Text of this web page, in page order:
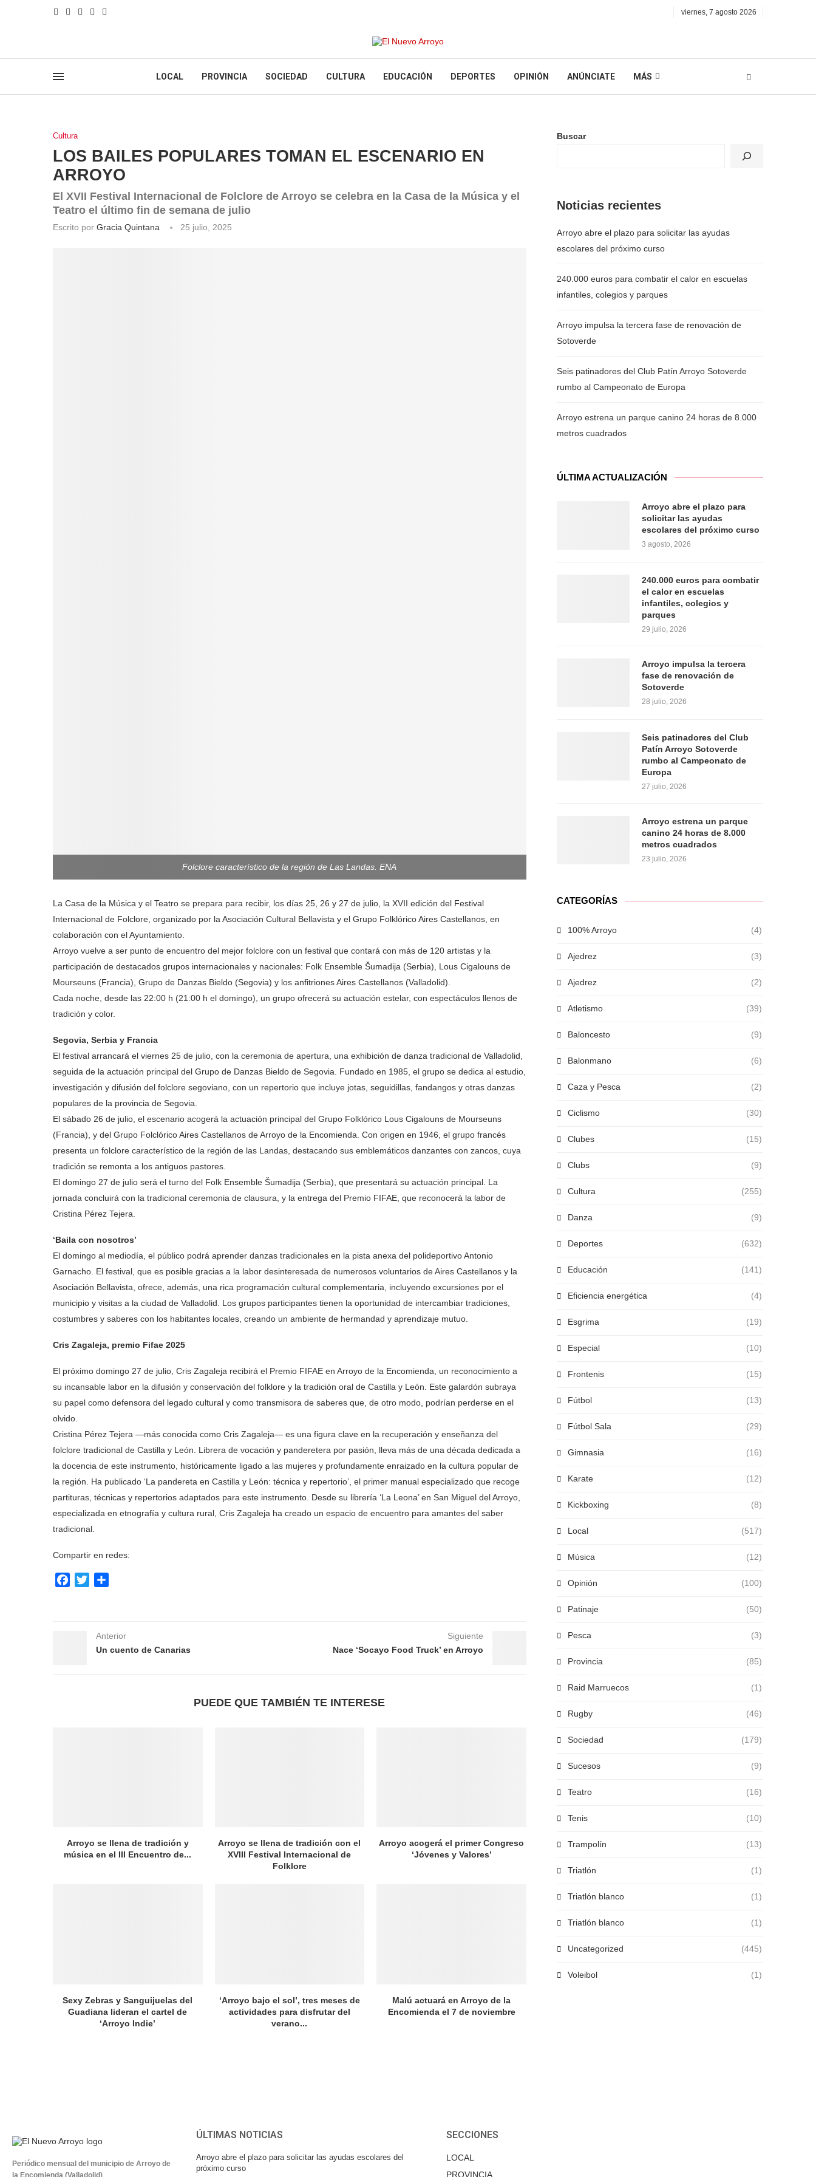
viernes, 7 agosto 2026
LOCAL PROVINCIA SOCIEDAD CULTURA EDUCACIÓN DEPORTES OPINIÓN ANÚNCIATE MÁS
Cultura
LOS BAILES POPULARES TOMAN EL ESCENARIO EN
ARROYO
El XVII Festival Internacional de Folclore de Arroyo se celebra en la Casa de la Música y el
Teatro el último fin de semana de julio
Escrito por Gracia Quintana 25 julio, 2025
Folclore característico de la región de Las Landas. ENA
La Casa de la Música y el Teatro se prepara para recibir, los días 25, 26 y 27 de julio, la XVII edición del Festival
Internacional de Folclore, organizado por la Asociación Cultural Bellavista y el Grupo Folklórico Aires Castellanos, en
colaboración con el Ayuntamiento.
Arroyo vuelve a ser punto de encuentro del mejor folclore con un festival que contará con más de 120 artistas y la
participación de destacados grupos internacionales y nacionales: Folk Ensemble Šumadija (Serbia), Lous Cigalouns de
Mourseuns (Francia), Grupo de Danzas Bieldo (Segovia) y los anfitriones Aires Castellanos (Valladolid).
Cada noche, desde las 22:00 h (21:00 h el domingo), un grupo ofrecerá su actuación estelar, con espectáculos llenos de
tradición y color.
Segovia, Serbia y Francia
El festival arrancará el viernes 25 de julio, con la ceremonia de apertura, una exhibición de danza tradicional de Valladolid,
seguida de la actuación principal del Grupo de Danzas Bieldo de Segovia. Fundado en 1985, el grupo se dedica al estudio,
investigación y difusión del folclore segoviano, con un repertorio que incluye jotas, seguidillas, fandangos y otras danzas
populares de la provincia de Segovia.
El sábado 26 de julio, el escenario acogerá la actuación principal del Grupo Folklórico Lous Cigalouns de Mourseuns
(Francia), y del Grupo Folclórico Aires Castellanos de Arroyo de la Encomienda. Con origen en 1946, el grupo francés
presenta un folclore característico de la región de las Landas, destacando sus emblemáticos danzantes con zancos, cuya
tradición se remonta a los antiguos pastores.
El domingo 27 de julio será el turno del Folk Ensemble Šumadija (Serbia), que presentará su actuación principal. La
jornada concluirá con la tradicional ceremonia de clausura, y la entrega del Premio FIFAE, que reconocerá la labor de
Cristina Pérez Tejera.
‘Baila con nosotros’
El domingo al mediodía, el público podrá aprender danzas tradicionales en la pista anexa del polideportivo Antonio
Garnacho. El festival, que es posible gracias a la labor desinteresada de numerosos voluntarios de Aires Castellanos y la
Asociación Bellavista, ofrece, además, una rica programación cultural complementaria, incluyendo excursiones por el
municipio y visitas a la ciudad de Valladolid. Los grupos participantes tienen la oportunidad de intercambiar tradiciones,
costumbres y saberes con los habitantes locales, creando un ambiente de hermandad y aprendizaje mutuo.
Cris Zagaleja, premio Fifae 2025
El próximo domingo 27 de julio, Cris Zagaleja recibirá el Premio FIFAE en Arroyo de la Encomienda, un reconocimiento a
su incansable labor en la difusión y conservación del folklore y la tradición oral de Castilla y León. Este galardón subraya
su papel como defensora del legado cultural y como transmisora de saberes que, de otro modo, podrían perderse en el
olvido.
Cristina Pérez Tejera —más conocida como Cris Zagaleja— es una figura clave en la recuperación y enseñanza del
folclore tradicional de Castilla y León. Librera de vocación y panderetera por pasión, lleva más de una década dedicada a
la docencia de este instrumento, históricamente ligado a las mujeres y profundamente enraizado en la cultura popular de
la región. Ha publicado ‘La pandereta en Castilla y León: técnica y repertorio’, el primer manual especializado que recoge
partituras, técnicas y repertorios adaptados para este instrumento. Desde su librería ‘La Leona’ en San Miguel del Arroyo,
especializada en etnografía y cultura rural, Cris Zagaleja ha creado un espacio de encuentro para amantes del saber
tradicional.
Compartir en redes:
Facebook
Twitter
Anterior
Un cuento de Canarias
Siguiente
Nace ‘Socayo Food Truck’ en Arroyo
PUEDE QUE TAMBIÉN TE INTERESE
Arroyo se llena de tradición y
música en el III Encuentro de...
Arroyo se llena de tradición con el
XVIII Festival Internacional de
Folklore
Arroyo acogerá el primer Congreso
‘Jóvenes y Valores’
Sexy Zebras y Sanguijuelas del
Guadiana lideran el cartel de
‘Arroyo Indie’
‘Arroyo bajo el sol’, tres meses de
actividades para disfrutar del
verano...
Malú actuará en Arroyo de la
Encomienda el 7 de noviembre
Buscar
Noticias recientes
Arroyo abre el plazo para solicitar las ayudas
escolares del próximo curso
240.000 euros para combatir el calor en escuelas
infantiles, colegios y parques
Arroyo impulsa la tercera fase de renovación de
Sotoverde
Seis patinadores del Club Patín Arroyo Sotoverde
rumbo al Campeonato de Europa
Arroyo estrena un parque canino 24 horas de 8.000
metros cuadrados
ÚLTIMA ACTUALIZACIÓN
Arroyo abre el plazo para
solicitar las ayudas
escolares del próximo curso
3 agosto, 2026
240.000 euros para combatir
el calor en escuelas
infantiles, colegios y
parques
29 julio, 2026
Arroyo impulsa la tercera
fase de renovación de
Sotoverde
28 julio, 2026
Seis patinadores del Club
Patín Arroyo Sotoverde
rumbo al Campeonato de
Europa
27 julio, 2026
Arroyo estrena un parque
canino 24 horas de 8.000
metros cuadrados
23 julio, 2026
CATEGORÍAS
100% Arroyo (4)
Ajedrez (3)
Ajedrez (2)
Atletismo (39)
Baloncesto (9)
Balonmano (6)
Caza y Pesca (2)
Ciclismo (30)
Clubes (15)
Clubs (9)
Cultura (255)
Danza (9)
Deportes (632)
Educación (141)
Eficiencia energética (4)
Esgrima (19)
Especial (10)
Frontenis (15)
Fútbol (13)
Fútbol Sala (29)
Gimnasia (16)
Karate (12)
Kickboxing (8)
Local (517)
Música (12)
Opinión (100)
Patinaje (50)
Pesca (3)
Provincia (85)
Raid Marruecos (1)
Rugby (46)
Sociedad (179)
Sucesos (9)
Teatro (16)
Tenis (10)
Trampolín (13)
Triatlón (1)
Triatlón blanco (1)
Triatlón blanco (1)
Uncategorized (445)
Voleibol (1)
Periódico mensual del municipio de Arroyo de
la Encomienda (Valladolid)
ÚLTIMAS NOTICIAS
Arroyo abre el plazo para solicitar las ayudas escolares del
próximo curso
SECCIONES
LOCAL
PROVINCIA